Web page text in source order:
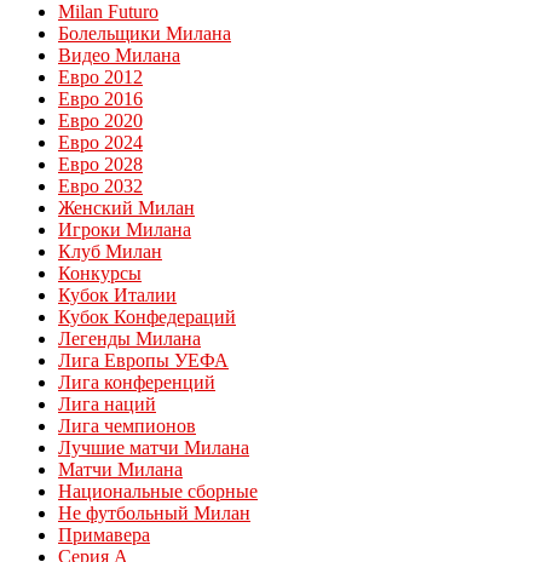
Milan Futuro
Болельщики Милана
Видео Милана
Евро 2012
Евро 2016
Евро 2020
Евро 2024
Евро 2028
Евро 2032
Женский Милан
Игроки Милана
Клуб Милан
Конкурсы
Кубок Италии
Кубок Конфедераций
Легенды Милана
Лига Европы УЕФА
Лига конференций
Лига наций
Лига чемпионов
Лучшие матчи Милана
Матчи Милана
Национальные сборные
Не футбольный Милан
Примавера
Серия А